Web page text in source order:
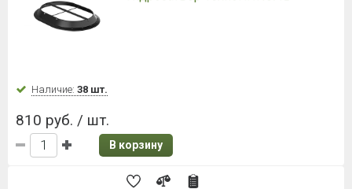
Наличие: 38 шт.
810 руб. / шт.
В корзину